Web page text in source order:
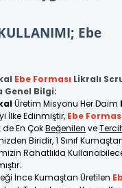
Ebe
Ebe Forması Likralı
Genel Bilgi:
Üretim Misyonu Her Daim
İlke Edinmiştir, Ebe
En ÇokBeğenilen ve
Biridir, 1 Sınıf
Rahatlıkla
İnce Kumaştan Üretilen